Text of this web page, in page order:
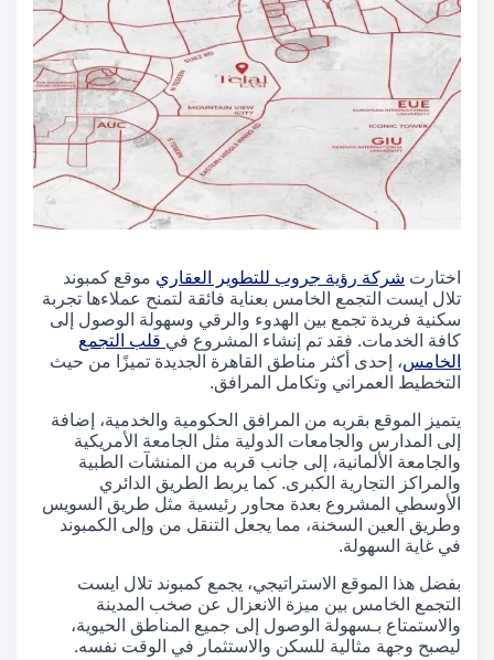
اختارت شركة رؤية جروب للتطوير العقاري موقع كمبوند
تلال ايست التجمع الخامس بعناية فائقة لتمنح عملاءها تجربة
سكنية فريدة تجمع بين الهدوء والرقي وسهولة الوصول إلى
كافة الخدمات. فقد تم إنشاء المشروع في قلب التجمع
الخامس، إحدى أكثر مناطق القاهرة الجديدة تميزًا من حيث
التخطيط العمراني وتكامل المرافق.
يتميز الموقع بقربه من المرافق الحكومية والخدمية، إضافة
إلى المدارس والجامعات الدولية مثل الجامعة الأمريكية
والجامعة الألمانية، إلى جانب قربه من المنشآت الطبية
والمراكز التجارية الكبرى. كما يربط الطريق الدائري
الأوسطي المشروع بعدة محاور رئيسية مثل طريق السويس
وطريق العين السخنة، مما يجعل التنقل من وإلى الكمبوند
في غاية السهولة.
بفضل هذا الموقع الاستراتيجي، يجمع كمبوند تلال ايست
التجمع الخامس بين ميزة الانعزال عن صخب المدينة
والاستمتاع بـسهولة الوصول إلى جميع المناطق الحيوية،
ليصبح وجهة مثالية للسكن والاستثمار في الوقت نفسه.